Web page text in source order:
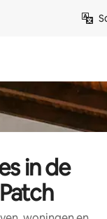
in de